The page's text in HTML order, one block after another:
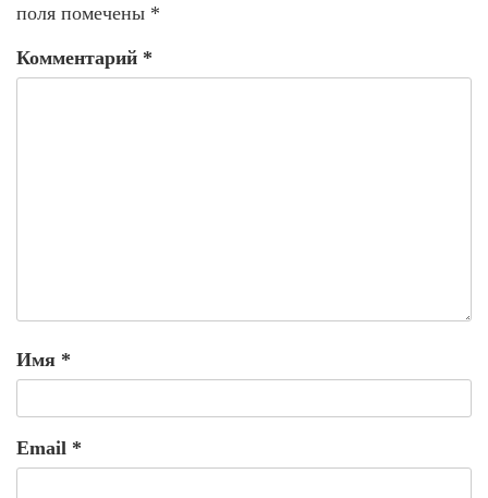
поля помечены *
Комментарий *
Имя *
Email *